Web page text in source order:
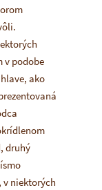
v podobe
ako
druhý
v niektorých